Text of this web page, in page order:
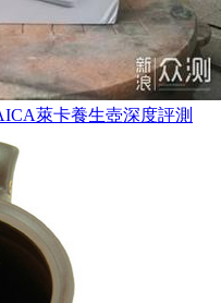
萊卡養生壺深度評測